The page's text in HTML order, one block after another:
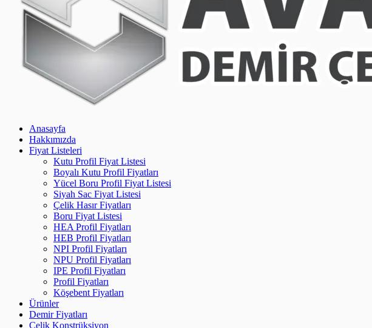
Anasayfa
Hakkımızda
Fiyat Listeleri
Kutu Profil Fiyat Listesi
Boyalı Kutu Profil Fiyatları
Yücel Boru Profil Fiyat Listesi
Siyah Sac Fiyat Listesi
Çelik Hasır Fiyatları
Boru Fiyat Listesi
HEA Profil Fiyatları
HEB Profil Fiyatları
NPI Profil Fiyatları
NPU Profil Fiyatları
IPE Profil Fiyatları
Profil Fiyatları
Köşebent Fiyatları
Ürünler
Demir Fiyatları
Çelik Konstrüksiyon